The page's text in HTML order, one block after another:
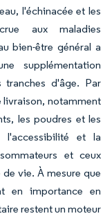
l'échinacée et les
aux maladies
bien-être général a
supplémentation
tranches d'âge. Par
livraison, notamment
les poudres et les
l'accessibilité et la
et ceux
vie. À mesure que
en importance en
restent un moteur